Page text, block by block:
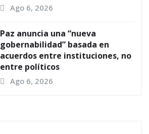
Ago 6, 2026
Paz anuncia una “nueva
gobernabilidad” basada en
acuerdos entre instituciones, no
entre políticos
Ago 6, 2026